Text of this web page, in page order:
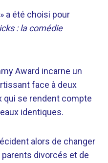
a été choisi pour
: la comédie
Award incarne un
face à deux
qui se rendent compte
identiques.
alors de changer
divorcés et de